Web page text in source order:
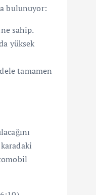
bulunuyor:
sahip.
yüksek
tamamen